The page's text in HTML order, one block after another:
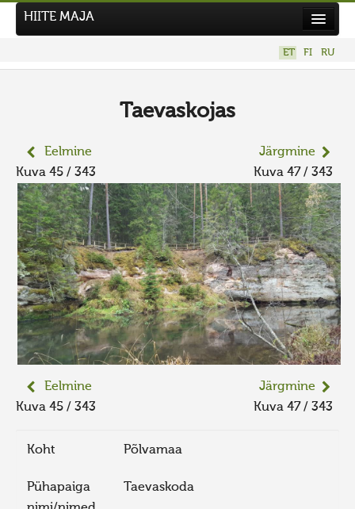
Tegutse
Kuvavõistlused
UUS KUVAVÕISTLUS
Hiite kuvavõistlus 2026
VANEMAD KUVAVÕISTLUSED
Kontakt
HIITE MAJA
ET FI RU
Taevaskojas
Eelmine
Kuva 45 / 343
Järgmine
Kuva 47 / 343
Eelmine
Kuva 45 / 343
Järgmine
Kuva 47 / 343
Koht Põlvamaa
Pühapaiga
Taevaskoda